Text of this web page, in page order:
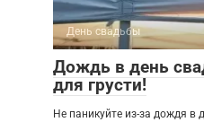
День свадьбы
Дождь в день
для грусти!
Не паникуйте из-за дождя в